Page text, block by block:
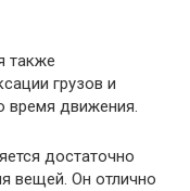
также
грузов и
время движения.
достаточно
вещей. Он отлично